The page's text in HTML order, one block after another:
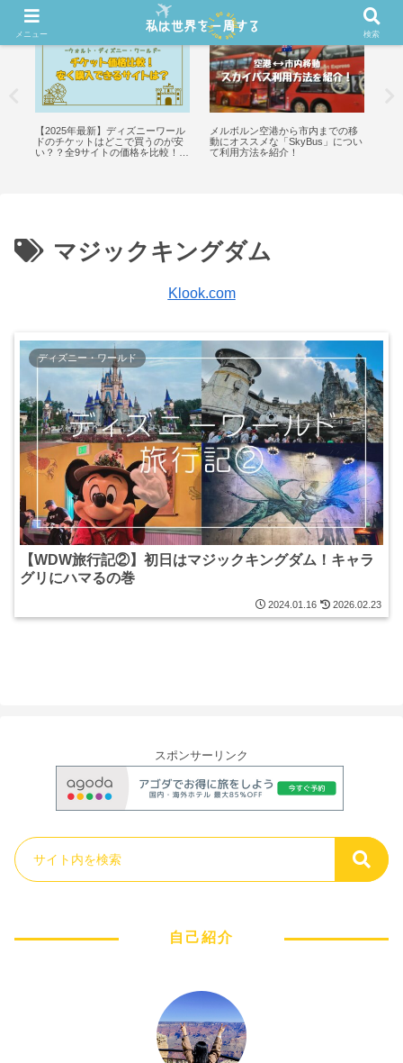
【2025年最新】ディズニーワール
ドのチケットはどこで買うのが安
い？？全9サイトの価格を比較！！
メルボルン空港から市内までの移
動にオススメな「SkyBus」につい
て利用方法を紹介！
マジックキングダム
Klook.com
ディズニー・ワールド
【WDW旅行記②】初日はマジックキングダム！キャラ
グリにハマるの巻
2024.01.16 2026.02.23
スポンサーリンク
自己紹介
メニュー 検索